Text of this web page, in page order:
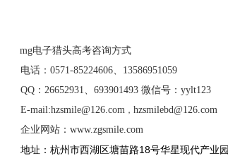
mg电子猎头高考咨询方式
电话：0571-85224606、13586951059
QQ ：26652931、693901493 微信号：yylt123
E-mail:hzsmile@126.com ， hzsmilebd@126.com
企业网站： www.zgsmile.com
地址：杭州市西湖区塘苗路18号华星现代产业园